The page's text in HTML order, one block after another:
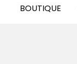
BOUTIQUE